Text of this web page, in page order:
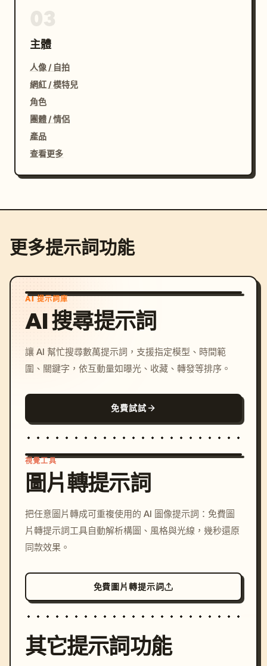
主體
人像 / 自拍
網紅 / 模特兒
角色
團體 / 情侶
產品
查看更多
更多提示詞功能
AI 提示詞庫
AI 搜尋提示詞
讓 AI 幫忙搜尋數萬提示詞，支援指定模型、時間範
圍、關鍵字，依互動量如曝光、收藏、轉發等排序。
免費試試
c, cyberpunk sunset, neon
colors, 8k --v 6.0
視覺工具
圖片轉提示詞
把任意圖片轉成可重複使用的 AI 圖像提示詞：免費圖
片轉提示詞工具自動解析構圖、風格與光線，幾秒還原
同款效果。
免費圖片轉提示詞
其它提示詞功能